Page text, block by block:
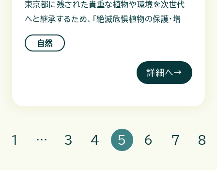
東京都に残された貴重な植物や環境を次世代
へと継承するため、「絶滅危惧植物の保護・増
自然
詳細へ→
1 … 3 4 5 6 7 8